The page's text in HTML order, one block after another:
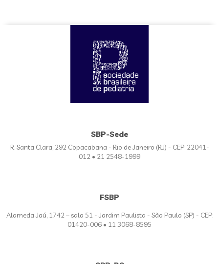
SBP-Sede
R. Santa Clara, 292 Copacabana - Rio de Janeiro (RJ) - CEP: 22041-
012 • 21 2548-1999
FSBP
Alameda Jaú, 1742 – sala 51 - Jardim Paulista - São Paulo (SP) - CEP:
01420-006 • 11 3068-8595